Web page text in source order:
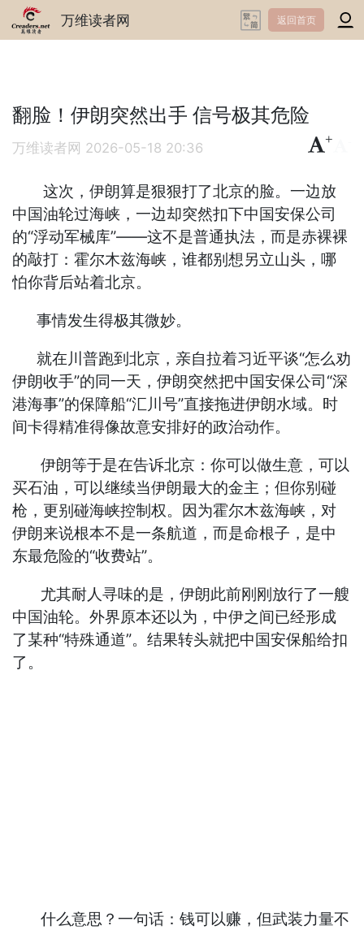
万维读者网 返回首页
翻脸！伊朗突然出手 信号极其危险
万维读者网 2026-05-18 20:36
+
这次，伊朗算是狠狠打了北京的脸。一边放
中国油轮过海峡，一边却突然扣下中国安保公司
的“浮动军械库”——这不是普通执法，而是赤裸裸
的敲打：霍尔木兹海峡，谁都别想另立山头，哪
怕你背后站着北京。
事情发生得极其微妙。
就在川普跑到北京，亲自拉着习近平谈“怎么劝
伊朗收手”的同一天，伊朗突然把中国安保公司“深
港海事”的保障船“汇川号”直接拖进伊朗水域。时
间卡得精准得像故意安排好的政治动作。
伊朗等于是在告诉北京：你可以做生意，可以
买石油，可以继续当伊朗最大的金主；但你别碰
枪，更别碰海峡控制权。因为霍尔木兹海峡，对
伊朗来说根本不是一条航道，而是命根子，是中
东最危险的“收费站”。
尤其耐人寻味的是，伊朗此前刚刚放行了一艘
中国油轮。外界原本还以为，中伊之间已经形成
了某种“特殊通道”。结果转头就把中国安保船给扣
了。
什么意思？一句话：钱可以赚，但武装力量不